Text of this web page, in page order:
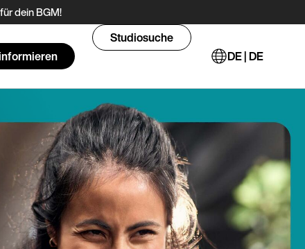
dein BGM!
Studiosuche
DE | DE